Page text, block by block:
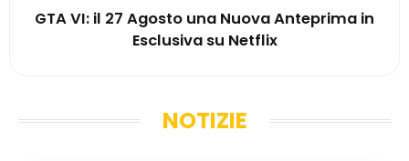
GTA VI: il 27 Agosto una Nuova Anteprima in
Esclusiva su Netflix
NOTIZIE